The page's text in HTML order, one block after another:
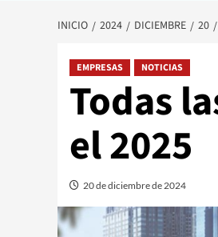
INICIO 2024 DICIEMBRE 20
EMPRESAS NOTICIAS
Todas
el 2025
20 de diciembre de 2024